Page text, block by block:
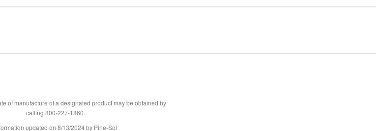
of manufacture of a designated product may be obtained by
calling 800-227-1860.
updated on 8/13/2024by Pine-Sol